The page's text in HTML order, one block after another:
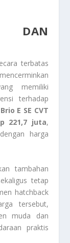
DAN
terbatas
memiliki
terhadap
Brio E SE CVT
221,7 juta,
harga
tambahan
tetap
hatchback
tersebut,
muda dan
praktis